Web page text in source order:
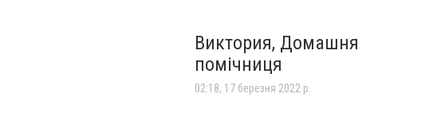
Виктория, Домашня
помічниця
02:18, 17 березня 2022 р.